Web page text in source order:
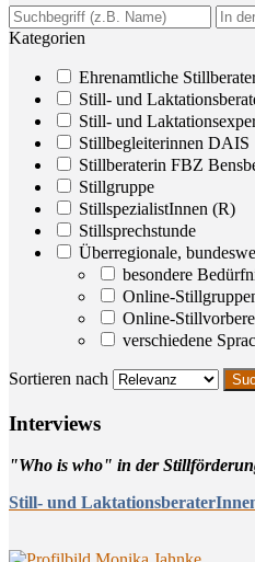
Kategorien
Ehrenamtliche
Still- und
Still- und
Stillbegleiterinnen DAIS
Stillberaterin FBZ
Stillgruppe
StillspezialistInnen (R)
Stillsprechstunde
Überregionale,
besondere
Online-
Online-
verschiedene
Sortieren nach
Inter­views
"Who is who" in der
Still- und